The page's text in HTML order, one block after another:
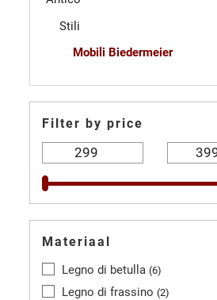
Stili
Mobili Biedermeier
Filter by price
Materiaal
Legno di betulla 6
Legno di frassino 2